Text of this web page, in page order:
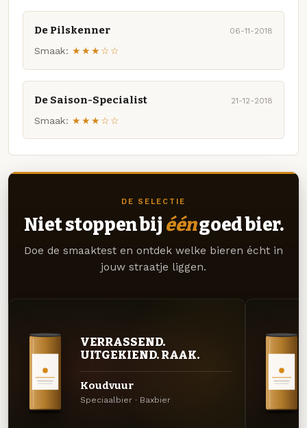
De Pilskenner 06-11-2018
Smaak: ★★★☆☆
De Saison-Specialist 21-12-2018
Smaak: ★★★☆☆
DE SELECTIE
Niet stoppen bij ééngoed bier.
Doe de smaaktest en ontdek welke bieren écht in
jouw straatje liggen.
VERRASSEND.
UITGEKIEND. RAAK.
Koudvuur
Speciaalbier · Baxbier